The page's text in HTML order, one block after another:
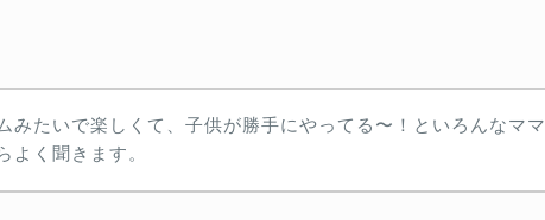
みたいで楽しくて、子供が勝手にやってる〜！といろんなママ
よく聞きます。